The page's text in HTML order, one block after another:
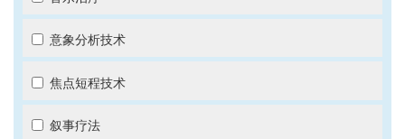
意象分析技术
焦点短程技术
叙事疗法